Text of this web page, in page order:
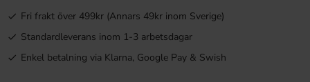
Fri frakt över 499kr (Annars 49kr inom Sverige)
Standardleverans inom 1-3 arbetsdagar
Enkel betalning via Klarna, Google Pay & Swish